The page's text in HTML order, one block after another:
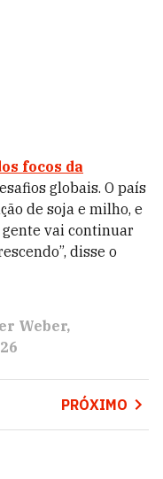
focos da
globais. O país
de soja e milho, e
gente vai continuar
disse o
Weber
PRÓXIMO